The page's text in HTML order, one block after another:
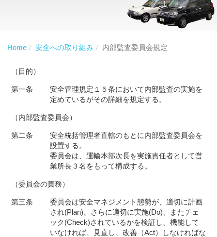
Home 安全への取り組み 内部監査委員会規定
（目的）
第一条
安全管理規定１５条において内部監査の実施を
定めているがその詳細を規定する。
（内部監査委員会）
第二条
安全統括管理者直轄のもとに内部監査委員会を
設置する。
委員会は、運輸本部次長を実施責任者として営
業所長３名をもって構成する。
（委員会の責務）
第三条
委員会は安全マネジメント態勢が、適切に計画
され(Plan)、さらに適切に実施(Do)、またチェ
ック(Check)されているかを検証し、機能して
いなければ、見直し、改善（Act）しなければな